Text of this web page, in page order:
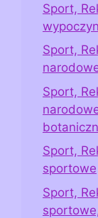
Sport,
Sport,
Sport,
Sport,
sportowe
Sport,